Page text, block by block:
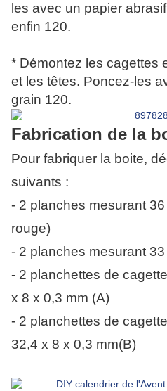
les avec un papier
enfin 120.
* Démontez les cagettes
et les têtes. Poncez-les
grain 120.
Fabrication de la
Pour fabriquer la boite,
suivants :
- 2 planches mesurant
rouge)
- 2 planches mesurant
- 2 planchettes de
x 8 x 0,3 mm (A)
- 2 planchettes de
32,4 x 8 x 0,3 mm(B)